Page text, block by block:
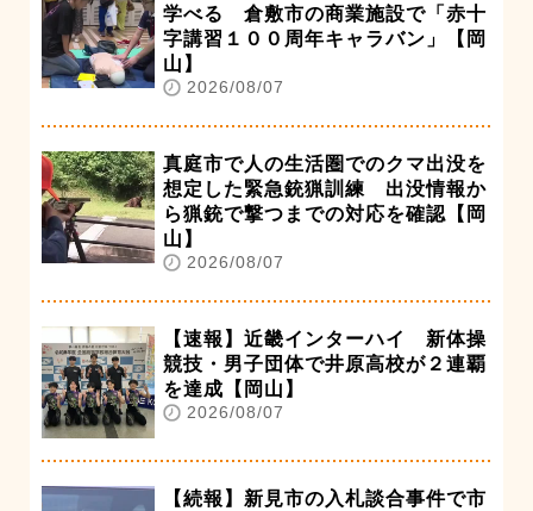
学べる 倉敷市の商業施設で「赤十
字講習１００周年キャラバン」【岡
山】
2026/08/07
真庭市で人の生活圏でのクマ出没を
想定した緊急銃猟訓練 出没情報か
ら猟銃で撃つまでの対応を確認【岡
山】
2026/08/07
【速報】近畿インターハイ 新体操
競技・男子団体で井原高校が２連覇
を達成【岡山】
2026/08/07
【続報】新見市の入札談合事件で市